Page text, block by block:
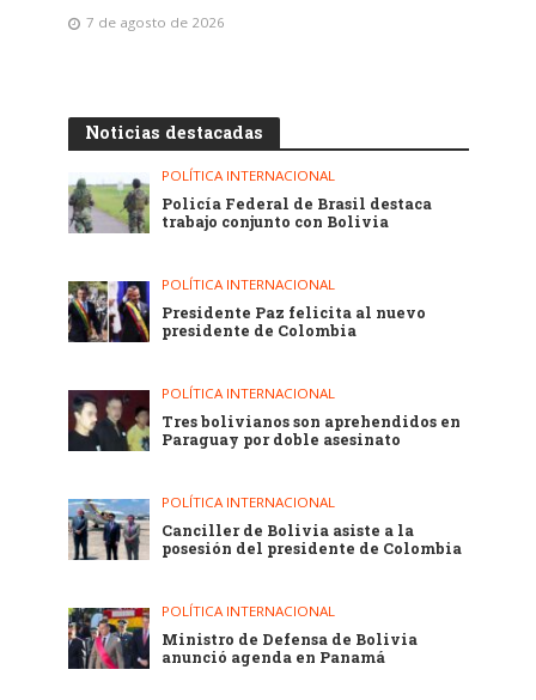
7 de agosto de 2026
Noticias destacadas
POLÍTICA INTERNACIONAL
Policía Federal de Brasil destaca
trabajo conjunto con Bolivia
POLÍTICA INTERNACIONAL
Presidente Paz felicita al nuevo
presidente de Colombia
POLÍTICA INTERNACIONAL
Tres bolivianos son aprehendidos en
Paraguay por doble asesinato
POLÍTICA INTERNACIONAL
Canciller de Bolivia asiste a la
posesión del presidente de Colombia
POLÍTICA INTERNACIONAL
Ministro de Defensa de Bolivia
anunció agenda en Panamá